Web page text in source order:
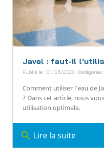
Javel : faut-il
Publié le : 01/06/2023 | Catégories :
Comment utiliser l'eau de
? Dans cet article, nous
utilisation optimale.
search Lire la suite